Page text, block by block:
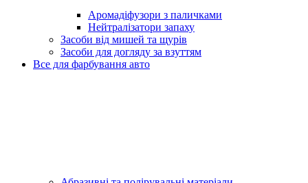
Аромадіфузори з паличками
Нейтралізатори запаху
Засоби від мишей та щурів
Засоби для догляду за взуттям
Все для фарбування авто